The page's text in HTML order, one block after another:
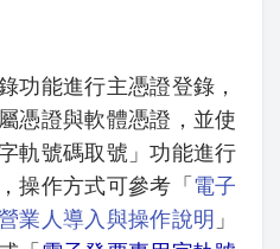
功能進行主憑證登錄，
憑證與軟體憑證，並使
軌號碼取號」功能進行
操作方式可參考「 電子
業人導入與操作說明 」